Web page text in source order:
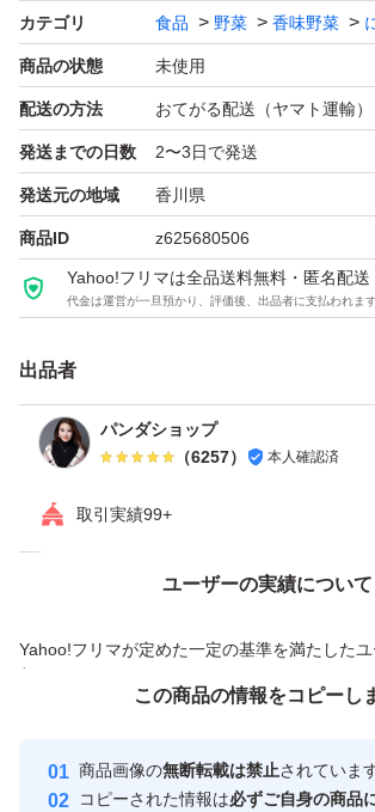
その他の肥料は一切使っていません。
おじいちゃんは孫に1番安全で昔ながらの
庭用の野菜全般を作っています。
大きさや 形に不揃いはありますが ご了
存が可能です。
中華、イタリアン、いろんな料理に欠か
我が家は年中重宝しています。
ヤマト便(ネコポス)で常温発送させていた
特徴栽培期間中農薬不使用
カテゴリ 食品 野菜 香味野菜
商品の状態 未使用
配送の方法 おてがる配送（ヤマト運輸）
発送までの日数 2〜3日で発送
発送元の地域 香川県
商品ID z625680506
Yahoo!フリマは全品送料無料・匿名配送
代金は運営が一旦預かり、評価後、出品者に支払われま
出品者
パンダショップ
（6257） 本人確認済
取引実績99+
ユーザーの実績について
Yahoo!フリマが定めた一定の基準を満たした
付与しています
安心取引出品者
心・安全なユー
価格の相談 商
この商品の情報をコピーし
商品画像の無断転載は禁止されていま
コピーされた情報は必ずご自身の商品
この商品をみている人にオススメ